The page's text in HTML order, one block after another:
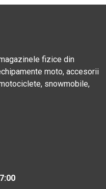
fizice din
moto, accesorii
snowmobile,